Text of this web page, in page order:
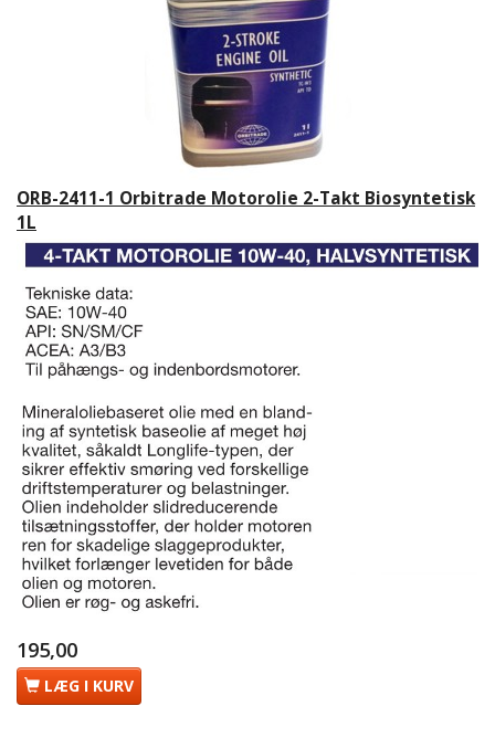
ORB-2411-1 Orbitrade Motorolie 2-Takt Biosyntetisk
1L
195,00
LÆG I KURV